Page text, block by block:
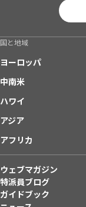
国と地域
ヨーロッパ
中南米
ハワイ
アジア
アフリカ
ウェブマガジン
特派員ブログ
ガイドブック